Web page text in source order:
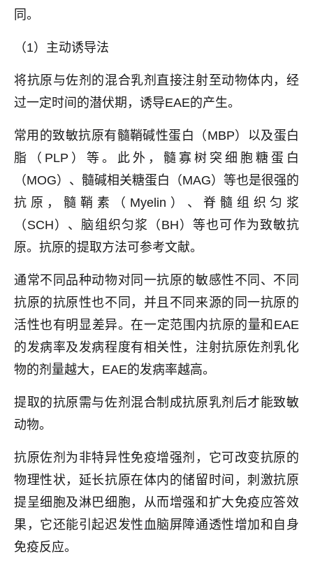
同。
（1）主动诱导法
将抗原与佐剂的混合乳剂直接注射至动物体内，经
过一定时间的潜伏期，诱导EAE的产生。
常用的致敏抗原有髓鞘碱性蛋白（MBP）以及蛋白
脂（PLP）等。此外，髓寡树突细胞糖蛋白
（MOG）、髓碱相关糖蛋白（MAG）等也是很强的
抗原，髓鞘素（Myelin）、脊髓组织匀浆
（SCH）、脑组织匀浆（BH）等也可作为致敏抗
原。抗原的提取方法可参考文献。
通常不同品种动物对同一抗原的敏感性不同、不同
抗原的抗原性也不同，并且不同来源的同一抗原的
活性也有明显差异。在一定范围内抗原的量和EAE
的发病率及发病程度有相关性，注射抗原佐剂乳化
物的剂量越大，EAE的发病率越高。
提取的抗原需与佐剂混合制成抗原乳剂后才能致敏
动物。
抗原佐剂为非特异性免疫增强剂，它可改变抗原的
物理性状，延长抗原在体内的储留时间，刺激抗原
提呈细胞及淋巴细胞，从而增强和扩大免疫应答效
果，它还能引起迟发性血脑屏障通透性增加和自身
免疫反应。